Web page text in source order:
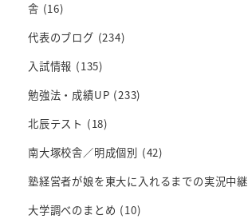
舎 (16)
代表のブログ (234)
入試情報 (135)
勉強法・成績UP (233)
北辰テスト (18)
南大塚校舎／明成個別 (42)
塾経営者が娘を東大に入れるまでの実況中継
大学調べのまとめ (10)